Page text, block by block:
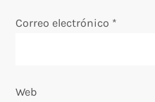
t
a
Correo electrónico *
Web